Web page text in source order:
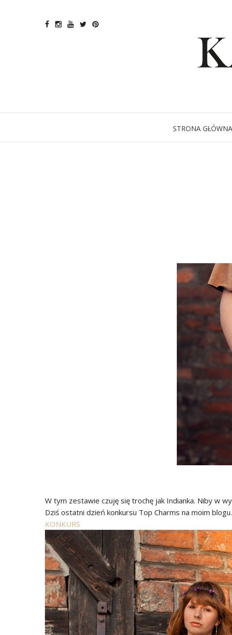
STRONA GŁÓWNA
W tym zestawie czuję się trochę jak Indianka. Niby w
Dziś ostatni dzień konkursu Top Charms na moim
KONKURS